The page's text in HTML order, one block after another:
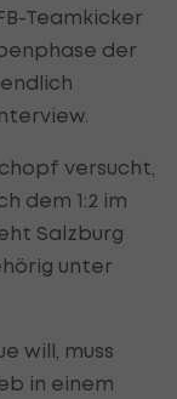
Teamkicker
der
versucht,
dem 1:2 im
Salzburg
unter
will, muss
in einem